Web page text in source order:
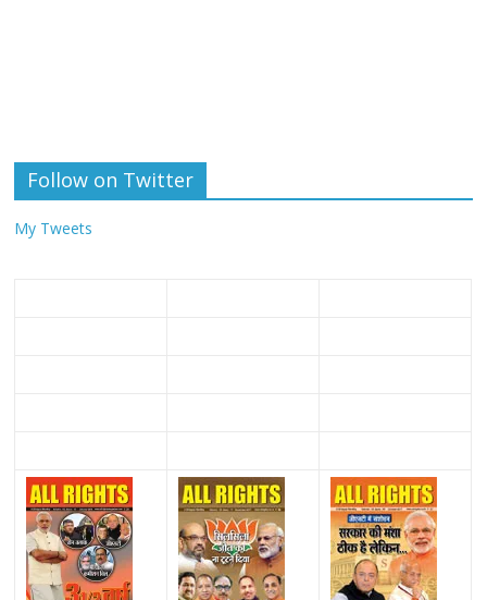
Follow on Twitter
My Tweets